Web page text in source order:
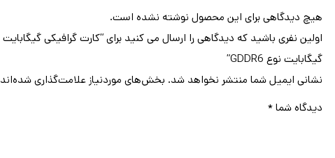
هیچ دیدگاهی برای این محصول نوشته نشده است.
گیگابایت نوع GDDR6”
نشانی ایمیل شما منتشر نخواهد شد. بخش‌های موردنیاز علامت‌گذاری شده‌اند
دیدگاه شما*